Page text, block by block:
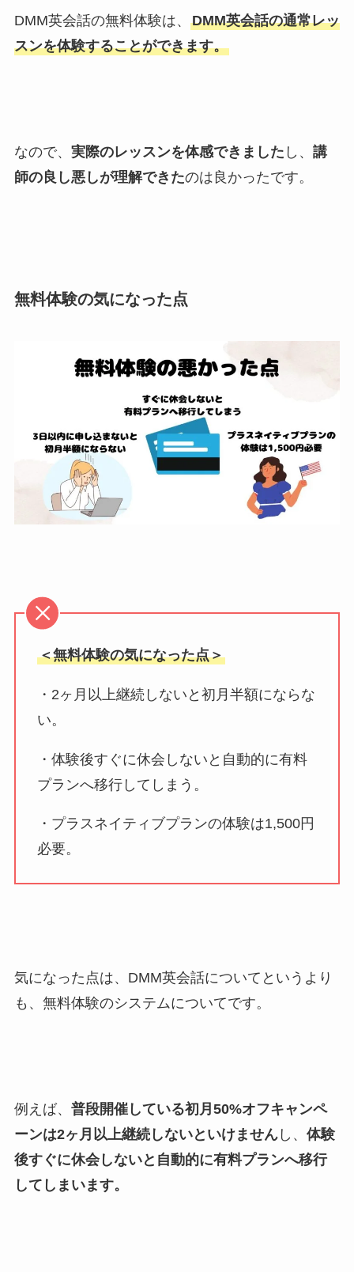
DMM英会話の無料体験は、 DMM英会話の通常レッ
スンを体験することができます。
なので、 実際のレッスンを体感できました し、 講
師の良し悪しが理解できたのは良かったです。
無料体験の気になった点
＜無料体験の気になった点＞
・2ヶ月以上継続しないと初月半額にならな
い。
・体験後すぐに休会しないと自動的に有料
プランへ移行してしまう。
・プラスネイティブプランの体験は1,500円
必要。
気になった点は、DMM英会話についてというより
も、無料体験のシステムについてです。
例えば、 普段開催している初月50%オフキャンペ
ーンは2ヶ月以上継続しないといけませんし、 体験
後すぐに休会しないと自動的に有料プランへ移行
してしまいます。